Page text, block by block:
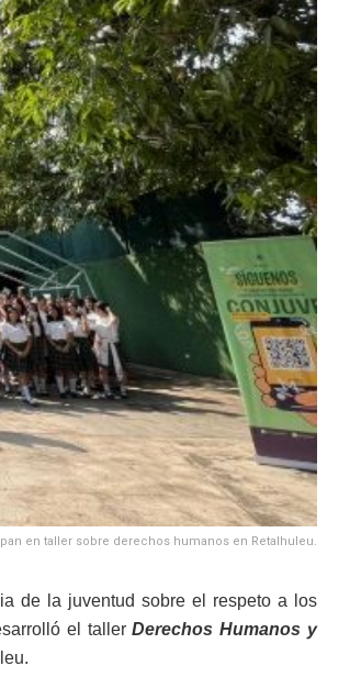
en taller sobre derechos humanos en Retalhuleu.
de la juventud sobre el respeto a los
el tallerDerechos Humanos y